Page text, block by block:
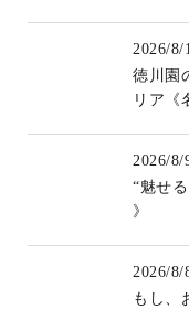
2026/8/
徳川園
リア《
2026/8/
“魅せ
》
2026/8/
もし、